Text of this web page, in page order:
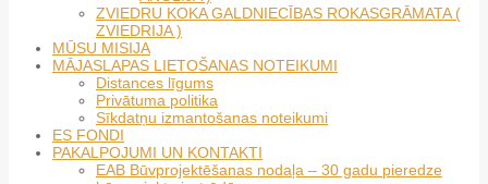
ZVIEDRU KOKA GALDNIECĪBAS ROKASGRĀMATA (
ZVIEDRIJA )
MŪSU MISIJA
MĀJASLAPAS LIETOŠANAS NOTEIKUMI
Distances līgums
Privātuma politika
Sīkdatņu izmantošanas noteikumi
ES FONDI
PAKALPOJUMI UN KONTAKTI
EAB Būvprojektēšanas nodaļa – 30 gadu pieredze